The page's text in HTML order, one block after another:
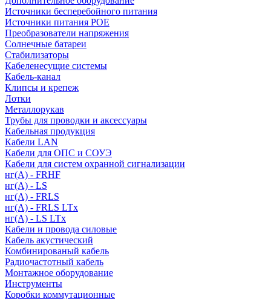
Источники бесперебойного питания
Источники питания POE
Преобразователи напряжения
Солнечные батареи
Стабилизаторы
Кабеленесущие системы
Кабель-канал
Клипсы и крепеж
Лотки
Металлорукав
Трубы для проводки и аксессуары
Кабельная продукция
Кабели LAN
Кабели для ОПС и СОУЭ
Кабели для систем охранной сигнализации
нг(A) - FRHF
нг(A) - LS
нг(А) - FRLS
нг(А) - FRLS LTx
нг(А) - LS LTx
Кабели и провода силовые
Кабель акустический
Комбинированый кабель
Радиочастотный кабель
Монтажное оборудование
Инструменты
Коробки коммутационные